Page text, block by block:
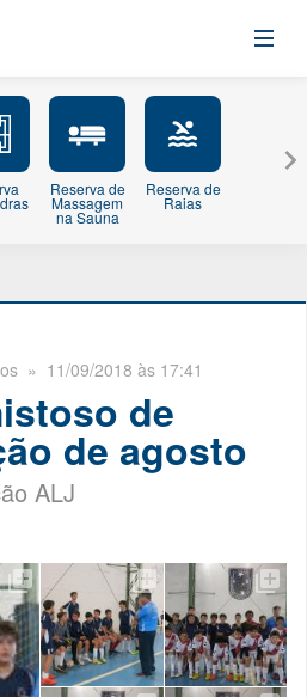
Reserva de
Massagem
na Sauna
Reserva de
Raias
» 11/09/2018 às 17:41
de
de agosto
ALJ